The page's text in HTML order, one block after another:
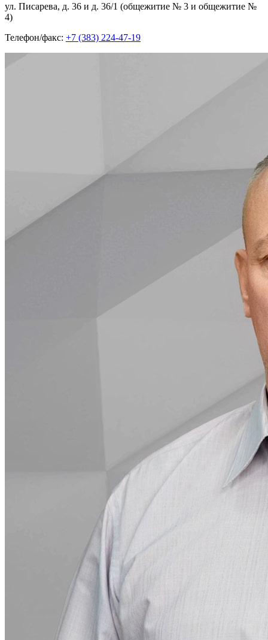
ул. Писарева, д. 36 и д. 36/1 (общежитие № 3 и общежитие №
4)
Телефон/факс: +7 (383) 224-47-19